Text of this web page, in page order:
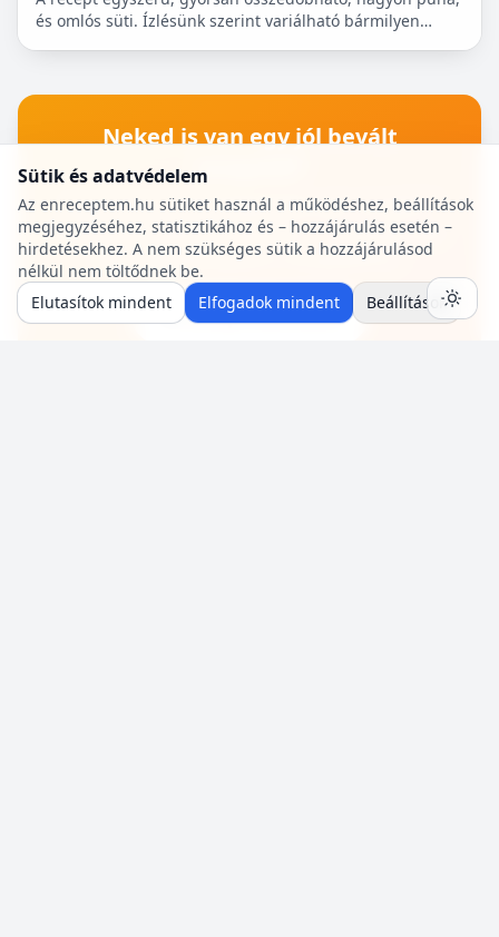
és omlós süti. Ízlésünk szerint variálható bármilyen
Neked is van egy jól bevált
recepted?
Oszd meg a közösséggel! Pár perc az egész:
hozzávalók, lépések, egy fotó — mi pedig saját
szerzői oldalt adunk a receptjeidhez.
🍳 Recept beküldése
Sütik és adatvédelem
Az enreceptem.hu sütiket használ a működéshez, beállítások
megjegyzéséhez, statisztikához és – hozzájárulás esetén –
hirdetésekhez. A nem szükséges sütik a hozzájárulásod
nélkül nem töltődnek be.
Elutasítok mindent
Elfogadok mindent Beállítások